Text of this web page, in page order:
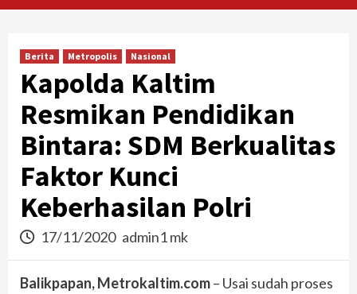
Berita Metropolis Nasional
Kapolda Kaltim
Resmikan Pendidikan
Bintara: SDM Berkualitas
Faktor Kunci
Keberhasilan Polri
17/11/2020 admin1 mk
Balikpapan, Metrokaltim.com– Usai sudah proses